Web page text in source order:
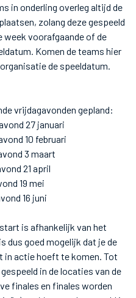
in onderling overleg altijd de
zolang deze gespeeld
week voorafgaande of de
Komen de teams hier
de speeldatum.
vrijdagavonden gepland:
27 januari
10 februari
3 maart
21 april
19 mei
16 juni
is afhankelijk van het
dus goed mogelijk dat je de
in actie hoeft te komen. Tot
in de locaties van de
finales en finales worden